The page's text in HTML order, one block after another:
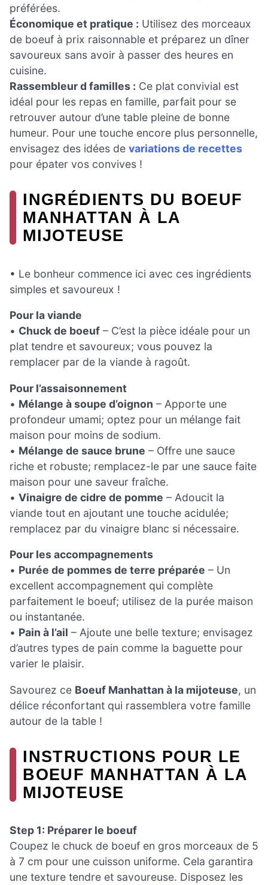
préférées.
Économique et pratique : Utilisez des morceaux
de boeuf à prix raisonnable et préparez un dîner
savoureux sans avoir à passer des heures en
cuisine.
Rassembleur d familles : Ce plat convivial est
idéal pour les repas en famille, parfait pour se
retrouver autour d’une table pleine de bonne
humeur. Pour une touche encore plus personnelle,
envisagez des idées de variations de recettes
pour épater vos convives !
INGRÉDIENTS DU BOEUF
MANHATTAN À LA
MIJOTEUSE
• Le bonheur commence ici avec ces ingrédients
simples et savoureux !
Pour la viande
• Chuck de boeuf – C’est la pièce idéale pour un
plat tendre et savoureux; vous pouvez la
remplacer par de la viande à ragoût.
Pour l’assaisonnement
• Mélange à soupe d’oignon – Apporte une
profondeur umami; optez pour un mélange fait
maison pour moins de sodium.
• Mélange de sauce brune – Offre une sauce
riche et robuste; remplacez-le par une sauce faite
maison pour une saveur fraîche.
• Vinaigre de cidre de pomme – Adoucit la
viande tout en ajoutant une touche acidulée;
remplacez par du vinaigre blanc si nécessaire.
Pour les accompagnements
• Purée de pommes de terre préparée – Un
excellent accompagnement qui complète
parfaitement le boeuf; utilisez de la purée maison
ou instantanée.
• Pain à l’ail – Ajoute une belle texture; envisagez
d’autres types de pain comme la baguette pour
varier le plaisir.
Savourez ce Boeuf Manhattan à la mijoteuse, un
délice réconfortant qui rassemblera votre famille
autour de la table !
INSTRUCTIONS POUR LE
BOEUF MANHATTAN À LA
MIJOTEUSE
Step 1: Préparer le boeuf
Coupez le chuck de boeuf en gros morceaux de 5
à 7 cm pour une cuisson uniforme. Cela garantira
une texture tendre et savoureuse. Disposez les